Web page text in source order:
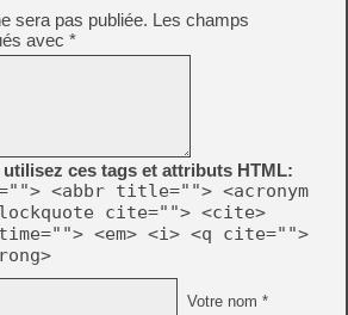
sera pas publiée. Les champs
avec *
utilisez ces tags et attributs HTML:
<abbr title=""> <acronym
cite=""> <cite>
<em> <i> <q cite="">
Votre nom *